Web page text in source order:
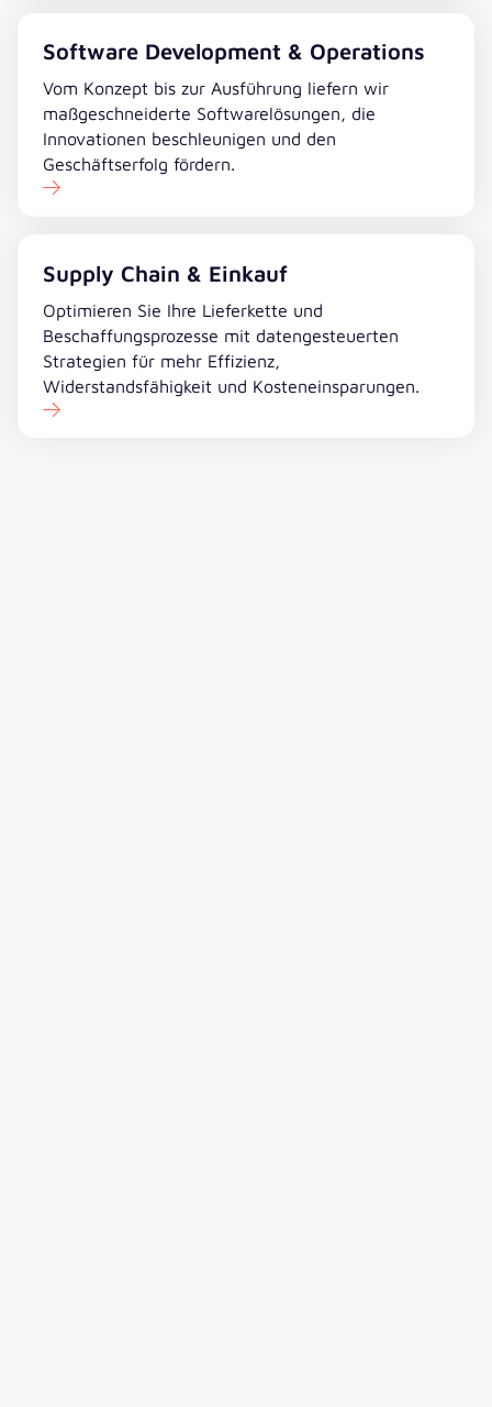
Software Development & Operations
Vom Konzept bis zur Ausführung liefern wir
maßgeschneiderte Softwarelösungen, die
Innovationen beschleunigen und den
Geschäftserfolg fördern.
Supply Chain & Einkauf
Optimieren Sie Ihre Lieferkette und
Beschaffungsprozesse mit datengesteuerten
Strategien für mehr Effizienz,
Widerstandsfähigkeit und Kosteneinsparungen.